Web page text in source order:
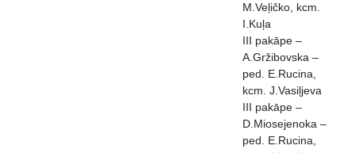
M.Veļičko, kcm.
I.Kuļa
III pakāpe –
A.Gržibovska –
ped. E.Rucina,
kcm. J.Vasiļjeva
III pakāpe –
D.Miosejenoka –
ped. E.Rucina,